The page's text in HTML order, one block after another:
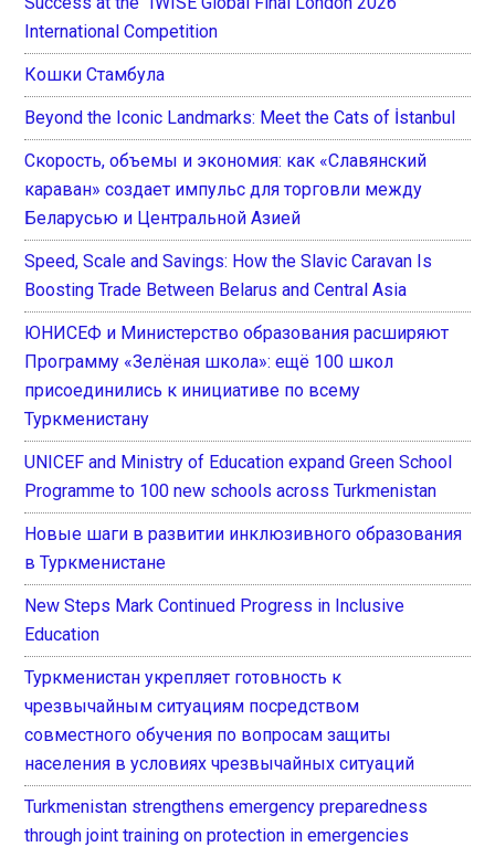
International Competition
Кошки Стамбула
Beyond the Iconic Landmarks: Meet the Cats of İstanbul
Скорость, объемы и экономия: как «Славянский
караван» создает импульс для торговли между
Беларусью и Центральной Азией
Speed, Scale and Savings: How the Slavic Caravan Is
Boosting Trade Between Belarus and Central Asia
ЮНИСЕФ и Министерство образования расширяют
Программу «Зелёная школа»: ещё 100 школ
присоединились к инициативе по всему
Туркменистану
UNICEF and Ministry of Education expand Green School
Programme to 100 new schools across Turkmenistan
Новые шаги в развитии инклюзивного образования
в Туркменистане
New Steps Mark Continued Progress in Inclusive
Education
Туркменистан укрепляет готовность к
чрезвычайным ситуациям посредством
совместного обучения по вопросам защиты
населения в условиях чрезвычайных ситуаций
Turkmenistan strengthens emergency preparedness
through joint training on protection in emergencies